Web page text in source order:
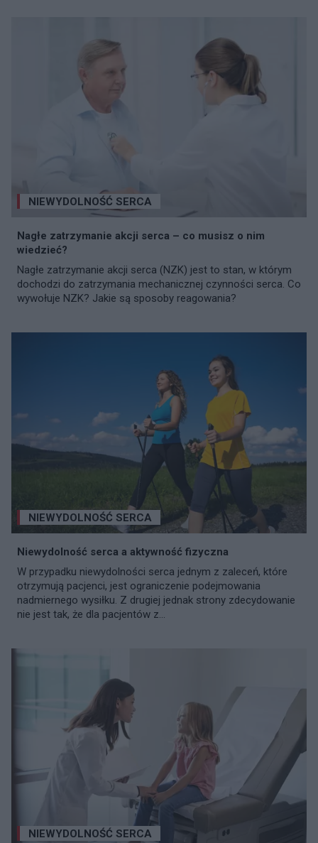
NIEWYDOLNOŚĆ SERCA
Nagłe zatrzymanie akcji serca – co musisz o nim
wiedzieć?
Nagłe zatrzymanie akcji serca (NZK) jest to stan, w którym
dochodzi do zatrzymania mechanicznej czynności serca. Co
wywołuje NZK? Jakie są sposoby reagowania?
NIEWYDOLNOŚĆ SERCA
Niewydolność serca a aktywność fizyczna
W przypadku niewydolności serca jednym z zaleceń, które
otrzymują pacjenci, jest ograniczenie podejmowania
nadmiernego wysiłku. Z drugiej jednak strony zdecydowanie
nie jest tak, że dla pacjentów z...
NIEWYDOLNOŚĆ SERCA